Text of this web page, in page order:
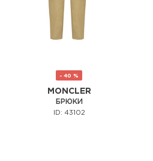
- 40 %
MONCLER
БРЮКИ
ID: 43102